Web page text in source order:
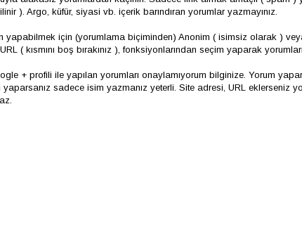
). Argo, küfür, siyasi vb. içerik barındıran yorumlar yazmayınız.
yapabilmek için (yorumlama biçiminden) Anonim ( isimsiz olarak )
( kısmını boş bırakınız ), fonksiyonlarından seçim yaparak
+ profili ile yapılan yorumları onaylamıyorum bilginize. Yorum
yaparsanız sadece isim yazmanız yeterli. Site adresi, URL eklerseniz